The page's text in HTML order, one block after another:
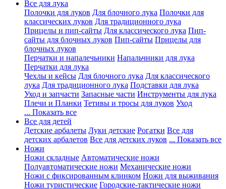
Все для лука
Полочки для луков Для блочного лука Полочки для
классических луков Для традиционного лука
Прицелы и пип-сайты Для классического лука Пип-
сайты для блочных луков Пип-сайты Прицелы для
блочных луков
Перчатки и напалечьники Напальчники для лука
Перчатки для лука
Чехлы и кейсы Для блочного лука Для классического
лука Для традиционного лука Подставки для лука
Уход и запчасти Запасные части Инструменты для лука
Плечи и Планки Тетивы и тросы для луков Уход
... Показать все
Все для детей
Детские арбалеты Луки детские Рогатки Все для
детских арбалетов Все для детских луков ... Показать все
Ножи
Ножи складные Автоматические ножи
Полуавтоматические ножи Механические ножи
Ножи с фиксированным клинком Ножи для выживания
Ножи туристические Городские-тактические ножи